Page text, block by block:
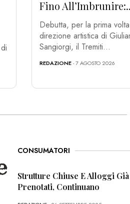
Fino
Debutta, per la prima
direzione artistica di
Sangiorgi, il Tremiti...
REDAZIONE- 7 AGOSTO 2026
CONSUMATORI
Strutture Chiuse E Alloggi Già
Prenotati, Continuano